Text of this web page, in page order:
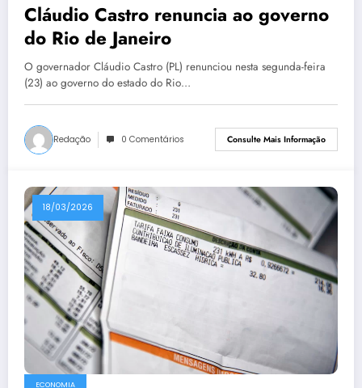
Cláudio Castro renuncia ao governo
do Rio de Janeiro
O governador Cláudio Castro (PL) renunciou nesta segunda-feira
(23) ao governo do estado do Rio…
Redação 0 Comentários Consulte Mais Informação
18/03/2026
ECONOMIA